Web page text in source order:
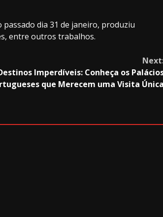
dia 31 de janeiro, produziu
entre outros trabalhos.
Imperdíveis: Conheça os
que Merecem uma Visita